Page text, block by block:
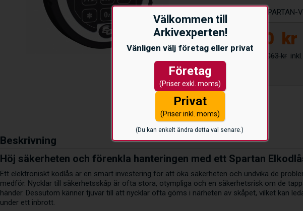
Välkommen till
Arkivexperten!
Vänligen välj företag eller privat
Företag
(Priser exkl. moms)
Privat
(Priser inkl. moms)
(Du kan enkelt ändra detta val senare.)
SPARTAN-
8.050 kr
9.063 kr
Beskrivning
Höj säkerheten och förenkla hanteringen med ett Spartan
Ett elektroniskt kodlås är en smart investering för att öka säkerheten och undvika de
medför. Nycklar till säkerhetsskåp är ofta stora, otympliga och en säkerhetsrisk om de
händer. Dessutom känner tjuvar till att nycklar ofta göms i närheten av skåpet, vilket kan
under ett inbrott.